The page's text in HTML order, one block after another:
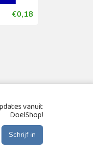
€0,18
vanuit
DoelShop!
Schrijf in